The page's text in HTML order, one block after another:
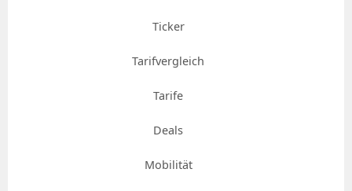
Ticker
Tarifvergleich
Tarife
Deals
Mobilität